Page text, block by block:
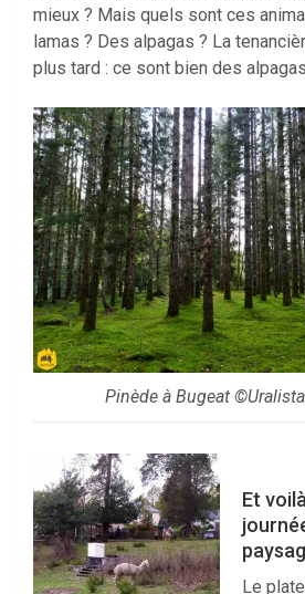
mieux ? Mais quels sont ces
lamas ? Des alpagas ? La
plus tard : ce sont bien des
Pinède à Bugeat
Et
Le